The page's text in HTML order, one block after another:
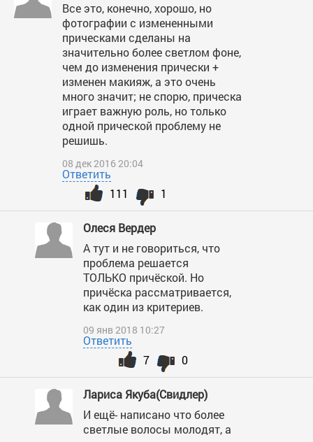
Все это, конечно, хорошо, но
фотографии с измененными
прическами сделаны на
значительно более светлом фоне,
чем до изменения прически +
изменен макияж, а это очень
много значит; не спорю, прическа
играет важную роль, но только
одной прической проблему не
решишь.
08 дек 2016 20:04
Ответить
1
111
Олеся Вердер
А тут и не говориться, что
проблема решается
ТОЛЬКО причёской. Но
причёска рассматривается,
как один из критериев.
09 янв 2018 10:27
Ответить
0
7
Лариса Якуба(Свидлер)
И ещё- написано что более
светлые волосы молодят, а